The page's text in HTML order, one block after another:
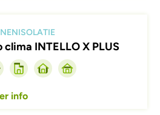
clima INTELLO X PLUS
info